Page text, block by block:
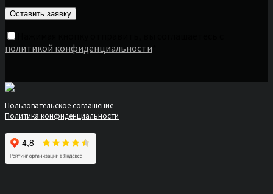
политикой конфиденциальности
Пользовательское соглашение
Политика конфиденциальности